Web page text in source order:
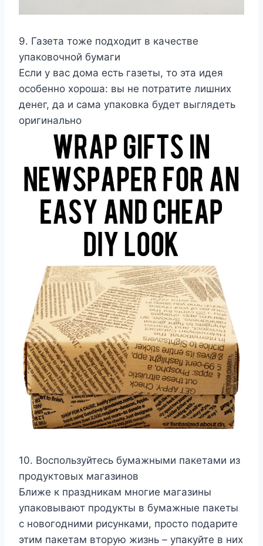
9. Газета тоже подходит в качестве
упаковочной бумаги
Если у вас дома есть газеты, то эта идея
особенно хороша: вы не потратите лишних
денег, да и сама упаковка будет выглядеть
оригинально
10. Воспользуйтесь бумажными пакетами из
продуктовых магазинов
Ближе к праздникам многие магазины
упаковывают продукты в бумажные пакеты
с новогодними рисунками, просто подарите
этим пакетам вторую жизнь – упакуйте в них